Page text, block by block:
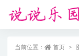
当前位置： 首页